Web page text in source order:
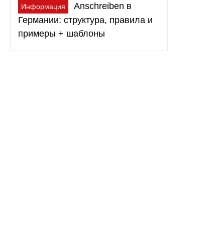
Информация
Anschreiben в
Германии: структура, правила и
примеры + шаблоны